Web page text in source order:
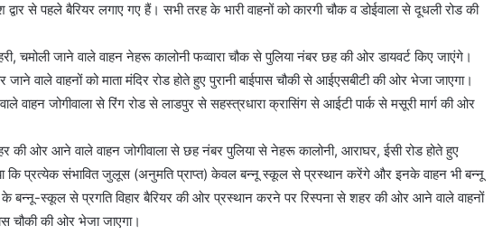
से पहले बैरियर लगाए गए हैं। सभी तरह के भारी वाहनों को कारगी चौक व डोईवाला से दूधली रोड की
चमोली जाने वाले वाहन नेहरू कालोनी फव्वारा चौक से पुलिया नंबर छह की ओर डायवर्ट किए जाएंगे।
वाले वाहनों को माता मंदिर रोड होते हुए पुरानी बाईपास चौकी से आईएसबीटी की ओर भेजा जाएगा।
वाहन जोगीवाला से रिंग रोड से लाडपुर से सहस्त्रधारा क्रासिंग से आईटी पार्क से मसूरी मार्ग की ओर
की ओर आने वाले वाहन जोगीवाला से छह नंबर पुलिया से नेहरू कालोनी, आराघर, ईसी रोड होते हुए
कि प्रत्येक संभावित जुलूस (अनुमति प्राप्त) केवल बन्नू स्कूल से प्रस्थान करेंगे और इनके वाहन भी बन्नू
बन्नू-स्कूल से प्रगति विहार बैरियर की ओर प्रस्थान करने पर रिस्पना से शहर की ओर आने वाले वाहनों
चौकी की ओर भेजा जाएगा।